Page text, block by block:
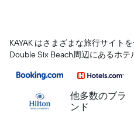
KAYAK はさまざまな旅行サイト
Double Six Beach​周辺にあるホ
他多数のブラ
ンド